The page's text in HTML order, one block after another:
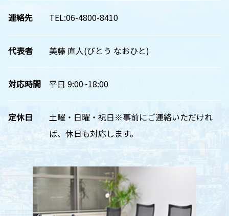
連絡先 TEL:06-4800-8410
代表者 美藤 直人(びとう なおひと)
対応時間 平日 9:00~18:00
定休日
土曜・日曜・祝日※事前にご連絡いただけれ
ば、休日も対応します。